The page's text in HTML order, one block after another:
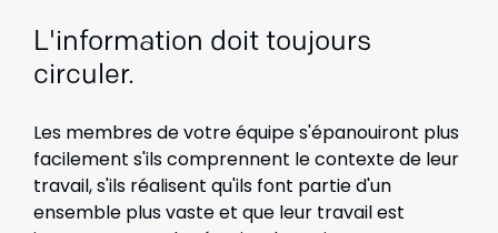
L'information doit toujours
circuler.
Les membres de votre équipe s'épanouiront plus
facilement s'ils comprennent le contexte de leur
travail, s'ils réalisent qu'ils font partie d'un
ensemble plus vaste et que leur travail est